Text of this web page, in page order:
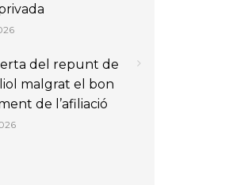
del repunt de
malgrat el bon
de l’afiliació